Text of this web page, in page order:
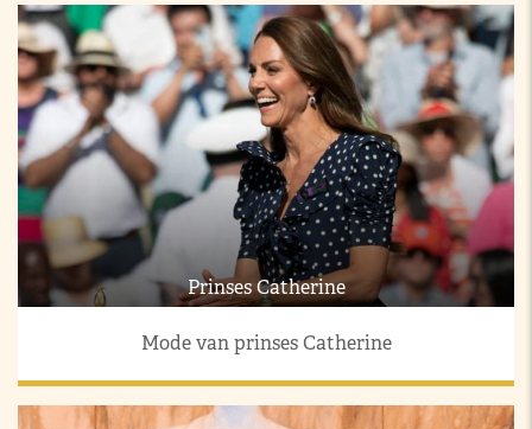
Prinses Catherine
Mode van prinses Catherine